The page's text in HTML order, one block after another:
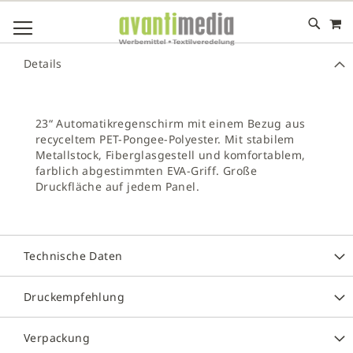
DIREKT
ZUM
# DRÜCKEN SIE DIE EINGABETASTE, UM DIE SUCHE ZU
Details
23“ Automatikregenschirm mit einem Bezug aus
recyceltem PET-Pongee-Polyester. Mit stabilem
Metallstock, Fiberglasgestell und komfortablem,
farblich abgestimmten EVA-Griff. Große
Druckfläche auf jedem Panel.
Technische Daten
Druckempfehlung
Verpackung